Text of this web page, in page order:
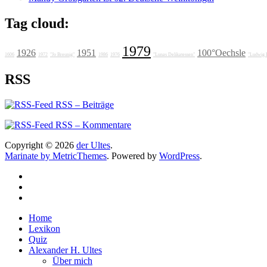
Tag cloud:
1606 1926 1972 "Jo Breunig" 1951 1986 1976 1979 "Lunas Delikatessen" 100°Oechsle "Ludwig
RSS
RSS – Beiträge
RSS – Kommentare
Copyright © 2026 der Ultes.
Marinate by MetricThemes. Powered by WordPress.
Home
Lexikon
Quiz
Alexander H. Ultes
Über mich